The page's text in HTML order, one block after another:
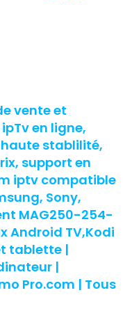
vente et
en ligne,
haute stablilité,
support en
iptv compatible
Sony,
MAG250-254-
Android TV,Kodi
tablette |
|
Pro.com | Tous